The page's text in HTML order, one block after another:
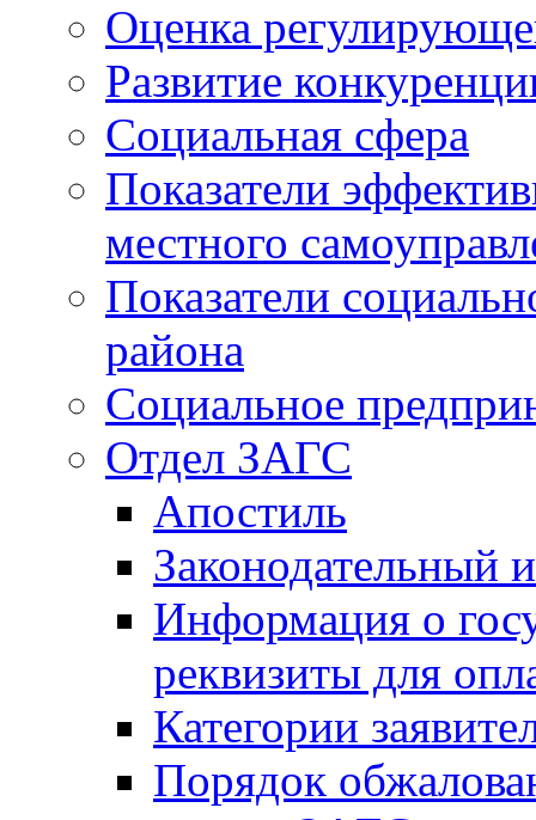
Оценка
Развитие
Социальная сфера
Показатели
местного
Показатели
района
Социальное
Отдел ЗАГС
Апостиль
Законодательный
Информация о
реквизиты для
Категории
Порядок